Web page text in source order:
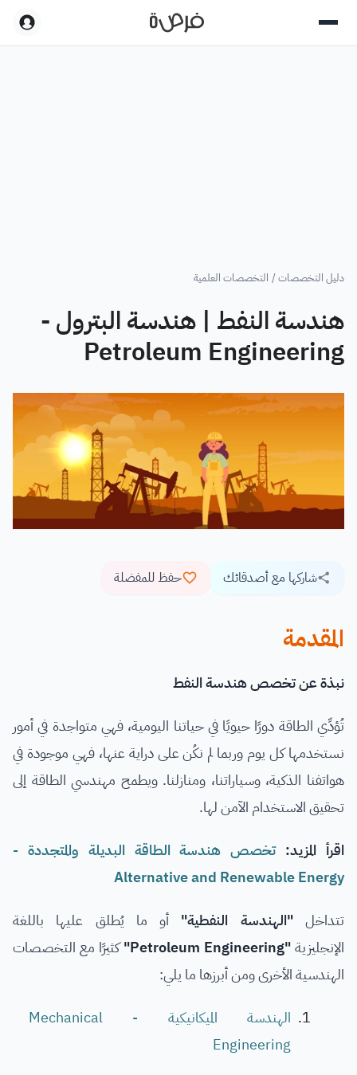
دليل التخصصات/ التخصصات العلمية
هندسة النفط | هندسة البترول -
Petroleum Engineering
شاركها مع أصدقائك حفظ للمفضلة
المقدمة
نبذة عن تخصص هندسة النفط
تُؤدِّي الطاقة دورًا حيويًا في حياتنا اليومية، فهي متواجدة في أمور
نستخدمها كل يوم وربما لم نكُن على دراية عنها، فهي موجودة في
هواتفنا الذكية، وسياراتنا، ومنازلنا. ويطمح مهندسي الطاقة إلى
تحقيق الاستخدام الآمن لها.
اقرأ المزيد:تخصص هندسة الطاقة البديلة والمتجددة -
Alternative and Renewable Energy
تتداخل"الهندسة النفطية" أو ما يُطلق عليها باللغة
الإنجليزية"Petroleum Engineering"
كثيرًا مع التخصصات
الهندسية الأخرى ومن أبرزها ما يلي:
الهندسة الميكانيكية - Mechanical
Engineering